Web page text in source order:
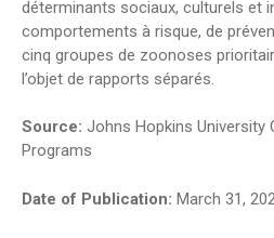
déterminants sociaux, culturels et
comportements à risque, de
cinq groupes de zoonoses
l’objet de rapports séparés.
Source: Johns Hopkins
Programs
Date of Publication: March 31,